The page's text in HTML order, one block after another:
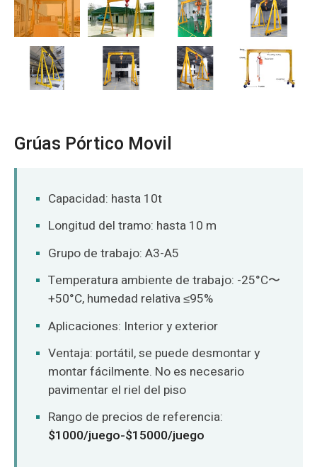
Grúas Pórtico Movil
Capacidad: hasta 10t
Longitud del tramo: hasta 10 m
Grupo de trabajo: A3-A5
Temperatura ambiente de trabajo: -25°C〜
+50°C, humedad relativa ≤95%
Aplicaciones: Interior y exterior
Ventaja: portátil, se puede desmontar y
montar fácilmente. No es necesario
pavimentar el riel del piso
Rango de precios de referencia:
$1000/juego-$15000/juego